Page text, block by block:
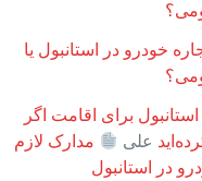
خودرو در استانبول یا
برای اقامت اگر
على
مدارک لازم
در استانبول